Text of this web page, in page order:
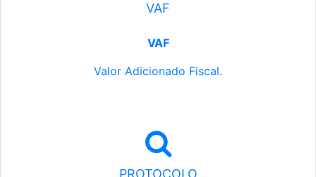
VAF
VAF
Valor Adicionado Fiscal.
PROTOCOLO